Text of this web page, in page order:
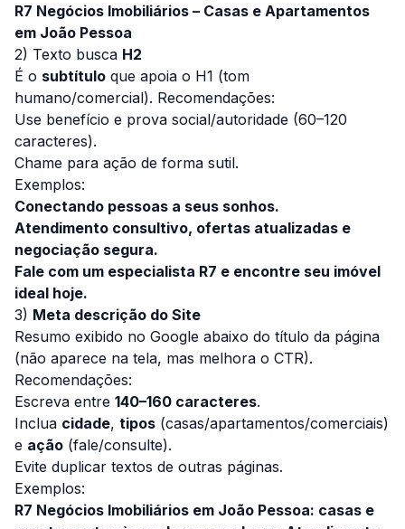
R7 Negócios Imobiliários – Casas e Apartamentos
em João Pessoa
2) Texto busca H2
É o subtítulo que apoia o H1 (tom
humano/comercial). Recomendações:
Use benefício e prova social/autoridade (60–120
caracteres).
Chame para ação de forma sutil.
Exemplos:
Conectando pessoas a seus sonhos.
Atendimento consultivo, ofertas atualizadas e
negociação segura.
Fale com um especialista R7 e encontre seu imóvel
ideal hoje.
3) Meta descrição do Site
Resumo exibido no Google abaixo do título da página
(não aparece na tela, mas melhora o CTR).
Recomendações:
Escreva entre 140–160 caracteres.
Inclua cidade, tipos (casas/apartamentos/comerciais)
e ação (fale/consulte).
Evite duplicar textos de outras páginas.
Exemplos:
R7 Negócios Imobiliários em João Pessoa: casas e